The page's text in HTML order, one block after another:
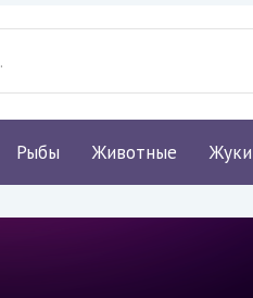
Рыбы Животные Жуки